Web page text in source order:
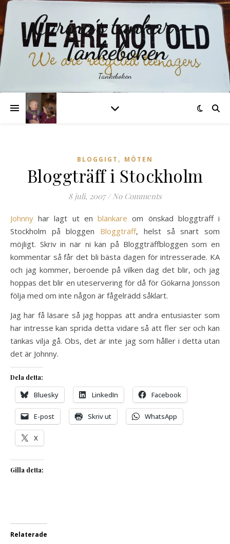
Carina´s tankar –
Tankeboken
Tankeboken
BLOGGIGT , MÖTEN
Bloggträff i Stockholm
8 juli, 2007 / No Comments
Johnny har lagt ut enblänkare om önskad bloggträff i
Stockholm på bloggen Bloggträff, helst så snart som
möjligt. Skriv in när ni kan på Bloggträffbloggen som en
kommentar så får det bli bästa dagen för intresserade. KA
och jag kommer, beroende på vilken dag det blir, och jag
hoppas det blir en uteservering för då för Gökarna Jonsson
följa med om inte någon är fågelrädd såklart.
Jag har få läsare så jag hoppas att andra entusiaster som
har intresse kan sprida detta vidare så att fler ser och kan
tänkas vilja gå. Obs, det är inte jag som håller i detta utan
det är Johnny.
Dela detta:
Bluesky LinkedIn Facebook
E-post Skriv ut WhatsApp
X
Gilla detta:
Relaterade